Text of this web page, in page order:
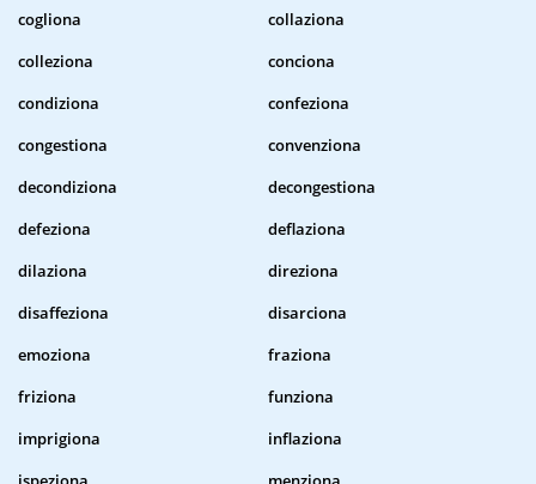
cogliona
collaziona
colleziona
conciona
condiziona
confeziona
congestiona
convenziona
decondiziona
decongestiona
defeziona
deflaziona
dilaziona
direziona
disaffeziona
disarciona
emoziona
fraziona
friziona
funziona
imprigiona
inflaziona